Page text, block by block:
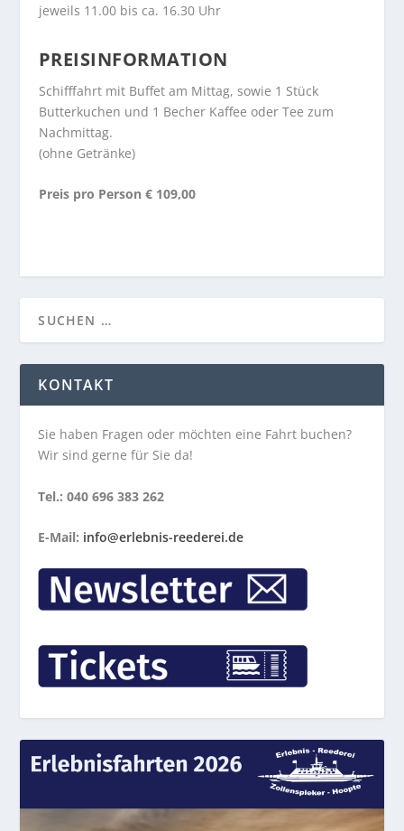
jeweils 11.00 bis ca. 16.30 Uhr
PREISINFORMATION
Schifffahrt mit Buffet am Mittag, sowie 1 Stück
Butterkuchen und 1 Becher Kaffee oder Tee zum
Nachmittag.
(ohne Getränke)
Preis pro Person € 109,00
KONTAKT
Sie haben Fragen oder möchten eine Fahrt buchen?
Wir sind gerne für Sie da!
Tel.: 040 696 383 262
E-Mail: info@erlebnis-reederei.de